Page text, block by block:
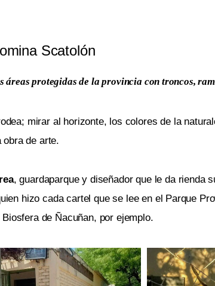
Scatolón
protegidas de la provincia con troncos,
mirar al horizonte, los colores de la
de arte.
, guardaparque y diseñador que le da rienda
hizo cada cartel que se lee en el Parque
Biosfera de Ñacuñan, por ejemplo.